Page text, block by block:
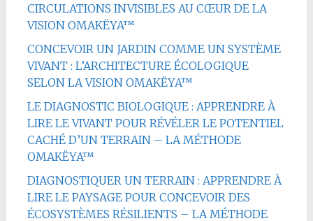
CIRCULATIONS INVISIBLES AU CŒUR DE LA
VISION OMAKËYA™
CONCEVOIR UN JARDIN COMME UN SYSTÈME
VIVANT : L’ARCHITECTURE ÉCOLOGIQUE
SELON LA VISION OMAKËYA™
LE DIAGNOSTIC BIOLOGIQUE : APPRENDRE À
LIRE LE VIVANT POUR RÉVÉLER LE POTENTIEL
CACHÉ D’UN TERRAIN – LA MÉTHODE
OMAKËYA™
DIAGNOSTIQUER UN TERRAIN : APPRENDRE À
LIRE LE PAYSAGE POUR CONCEVOIR DES
ÉCOSYSTÈMES RÉSILIENTS – LA MÉTHODE